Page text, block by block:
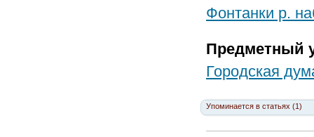
Фонтанки р.
Предметный
Городская
Упоминается в статьях (1)